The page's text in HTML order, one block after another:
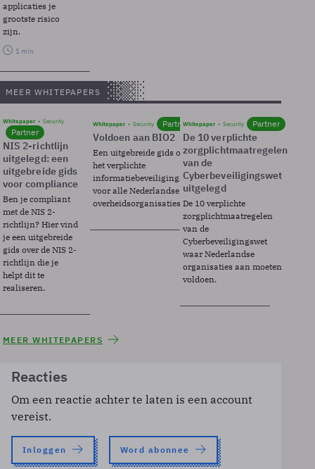
applicaties je
grootste risico
zijn.
1 min
MEER WHITEPAPERS
Whitepaper Security
Partner
NIS 2-richtlijn
uitgelegd: een
uitgebreide gids
voor compliance
Ben je compliant
met de NIS 2-
richtlijn? Hier vind
je een uitgebreide
gids over de NIS 2-
richtlijn die je
helpt dit te
realiseren.
Whitepaper Security Partner
Voldoen aan BIO2
Een uitgebreide gids over BIO2,
het verplichte
informatiebeveiligingsframework
voor alle Nederlandse
overheidsorganisaties.
Whitepaper Security Partner
De 10 verplichte
zorgplichtmaatregelen
van de
Cyberbeveiligingswet
uitgelegd
De 10 verplichte
zorgplichtmaatregelen
van de
Cyberbeveiligingswet
waar Nederlandse
organisaties aan moeten
voldoen.
MEER WHITEPAPERS
Reacties
Om een reactie achter te laten is een account
vereist.
Inloggen Word abonnee